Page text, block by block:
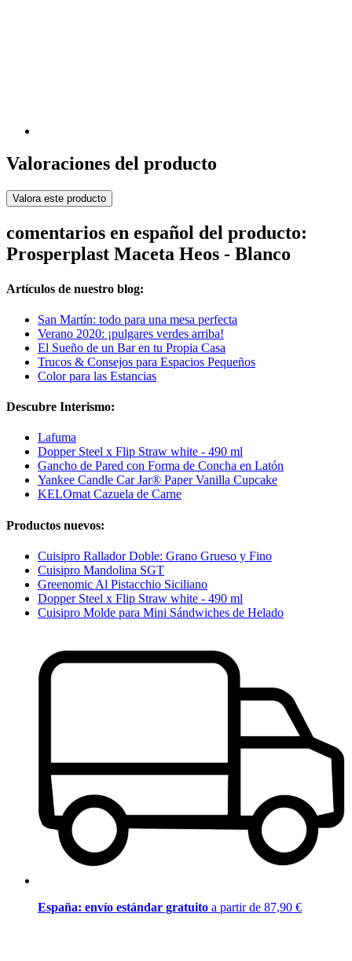
Valoraciones del producto
Valora este producto
comentarios en español del producto:
Prosperplast Maceta Heos - Blanco
Artículos de nuestro blog:
San Martín: todo para una mesa perfecta
Verano 2020: ¡pulgares verdes arriba!
El Sueño de un Bar en tu Propia Casa
Trucos & Consejos para Espacios Pequeños
Color para las Estancias
Descubre Interismo:
Lafuma
Dopper Steel x Flip Straw white - 490 ml
Gancho de Pared con Forma de Concha en Latón
Yankee Candle Car Jar® Paper Vanilla Cupcake
KELOmat Cazuela de Carne
Productos nuevos:
Cuisipro Rallador Doble: Grano Grueso y Fino
Cuisipro Mandolina SGT
Greenomic Al Pistacchio Siciliano
Dopper Steel x Flip Straw white - 490 ml
Cuisipro Molde para Mini Sándwiches de Helado
España: envío estándar gratuito a partir de 87,90 €